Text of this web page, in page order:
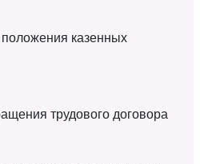
казенных
трудового договора